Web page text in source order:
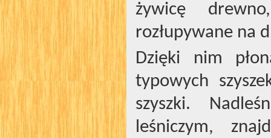
żywicę
rozłupywane na
Dzięki nim
typowych
szyszki.
leśniczym,